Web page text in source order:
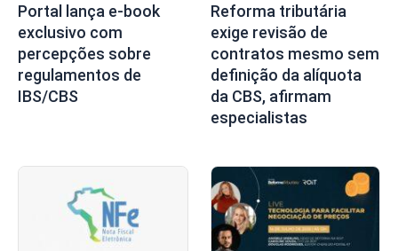
Portal lança e-book
exclusivo com
percepções sobre
regulamentos de
IBS/CBS
Reforma tributária
exige revisão de
contratos mesmo sem
definição da alíquota
da CBS, afirmam
especialistas